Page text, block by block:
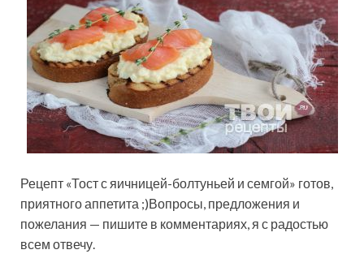
Рецепт «Тост с яичницей-болтуньей и семгой» готов,
приятного аппетита ;)Вопросы, предложения и
пожелания — пишите в комментариях, я с радостью
всем отвечу.